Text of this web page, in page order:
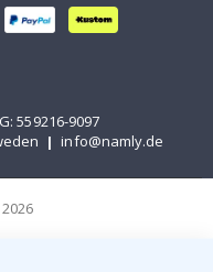
559216-9097
| info@namly.de